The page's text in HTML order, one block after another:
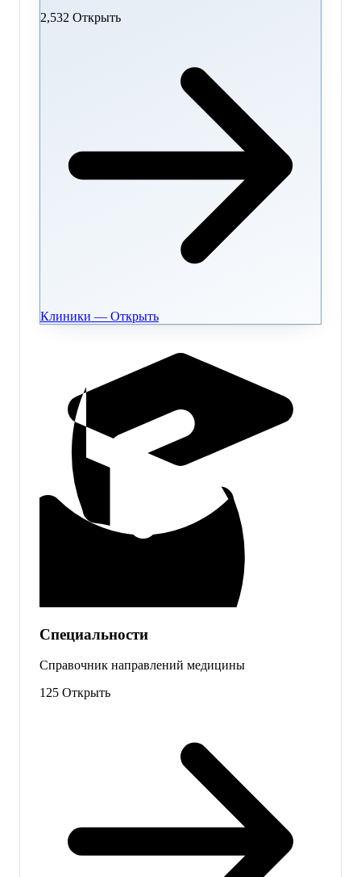
2,532 Открыть
Клиники — Открыть
Специальности
Справочник направлений медицины
125 Открыть